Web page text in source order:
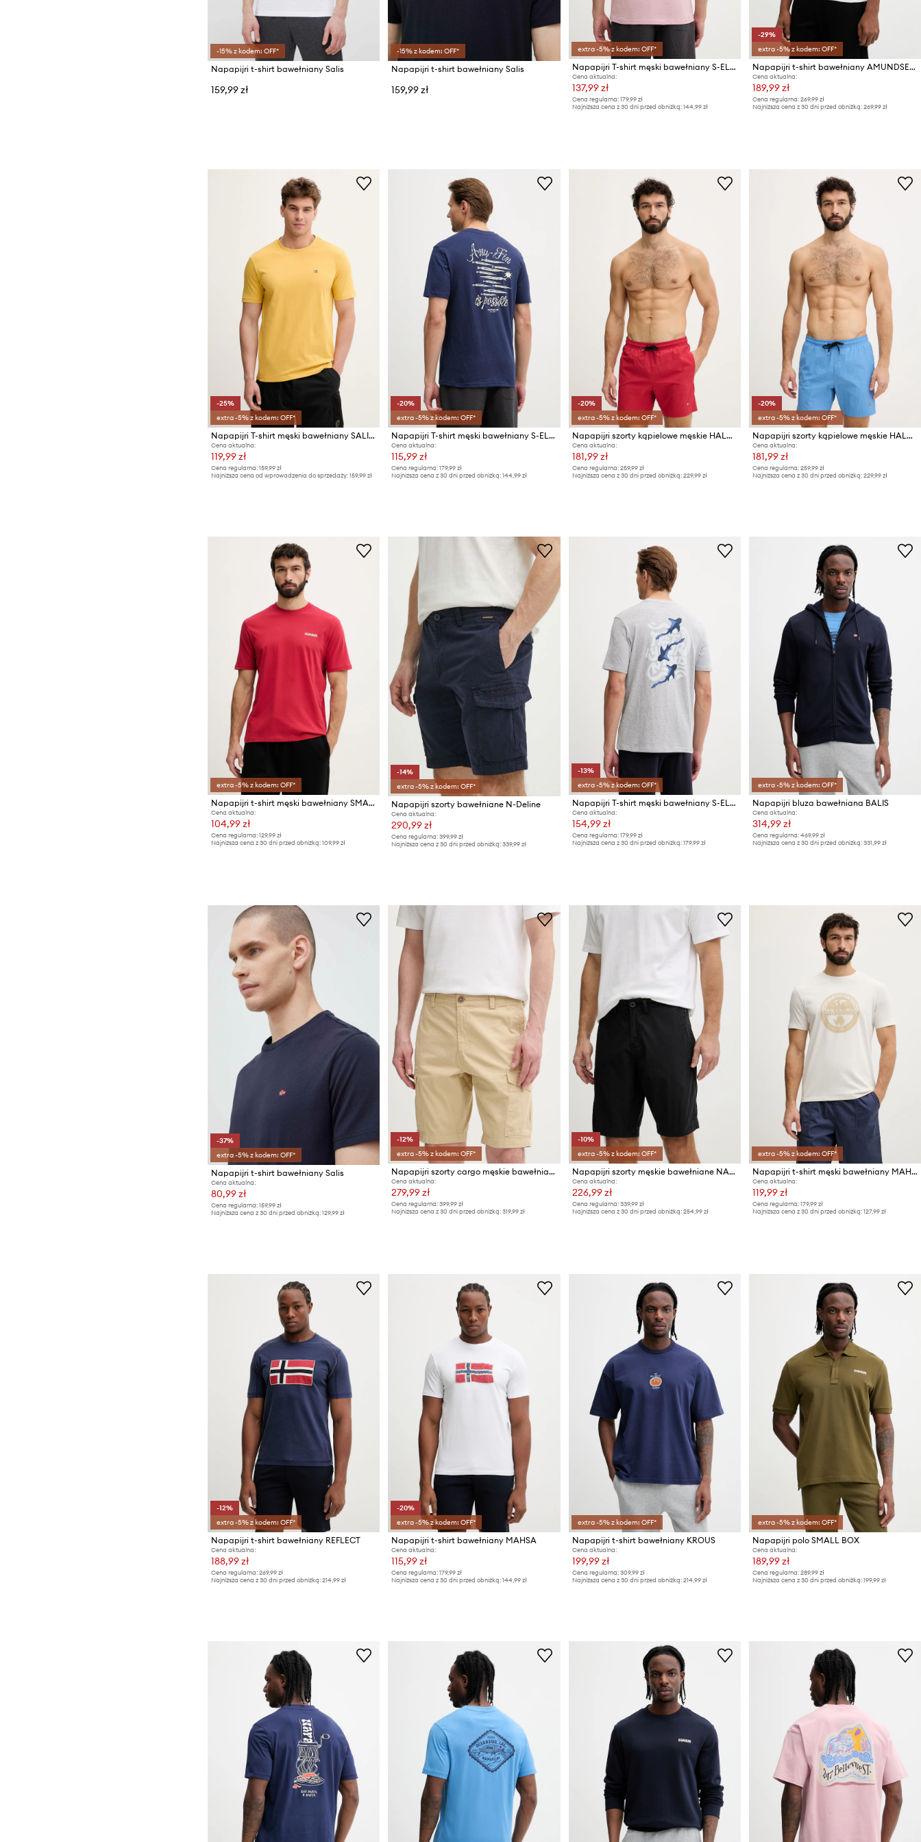
-15% z kodem: OFF*
Napapijri t-shirt bawełniany Salis
159,99 zł
-15% z kodem: OFF*
Napapijri t-shirt bawełniany Salis
159,99 zł
extra -5% z kodem: OFF*
Napapijri T-shirt męski bawełniany S-ELIOR
Cena aktualna:
137,99 zł
Cena regularna: 179,99 zł
Najniższa cena z 30 dni przed obniżką: 144,99 zł
-29%
extra -5% z kodem: OFF*
Napapijri t-shirt bawełniany AMUNDSEN
Cena aktualna:
189,99 zł
Cena regularna: 269,99 zł
Najniższa cena z 30 dni przed obniżką: 269,99 zł
-25%
extra -5% z kodem: OFF*
Napapijri T-shirt męski bawełniany SALIS
Cena aktualna:
119,99 zł
Cena regularna: 159,99 zł
Najniższa cena od wprowadzenia do sprzedaży: 159,99 zł
-20%
extra -5% z kodem: OFF*
Napapijri T-shirt męski bawełniany S-ELIOR
Cena aktualna:
115,99 zł
Cena regularna: 179,99 zł
Najniższa cena z 30 dni przed obniżką: 144,99 zł
-20%
extra -5% z kodem: OFF*
Napapijri szorty kąpielowe męskie HALDANE
Cena aktualna:
181,99 zł
Cena regularna: 259,99 zł
Najniższa cena z 30 dni przed obniżką: 229,99 zł
-20%
extra -5% z kodem: OFF*
Napapijri szorty kąpielowe męskie HALDANE
Cena aktualna:
181,99 zł
Cena regularna: 259,99 zł
Najniższa cena z 30 dni przed obniżką: 229,99 zł
extra -5% z kodem: OFF*
Napapijri t-shirt męski bawełniany SMALL BOX
Cena aktualna:
104,99 zł
Cena regularna: 129,99 zł
Najniższa cena z 30 dni przed obniżką: 109,99 zł
-14%
extra -5% z kodem: OFF*
Napapijri szorty bawełniane N-Deline
Cena aktualna:
290,99 zł
Cena regularna: 399,99 zł
Najniższa cena z 30 dni przed obniżką: 339,99 zł
-13%
extra -5% z kodem: OFF*
Napapijri T-shirt męski bawełniany S-ELIOR
Cena aktualna:
154,99 zł
Cena regularna: 179,99 zł
Najniższa cena z 30 dni przed obniżką: 179,99 zł
extra -5% z kodem: OFF*
Napapijri bluza bawełniana BALIS
Cena aktualna:
314,99 zł
Cena regularna: 469,99 zł
Najniższa cena z 30 dni przed obniżką: 331,99 zł
-37%
extra -5% z kodem: OFF*
Napapijri t-shirt bawełniany Salis
Cena aktualna:
80,99 zł
Cena regularna: 159,99 zł
Najniższa cena z 30 dni przed obniżką: 129,99 zł
-12%
extra -5% z kodem: OFF*
Napapijri szorty cargo męskie bawełniane N-Deline
Cena aktualna:
279,99 zł
Cena regularna: 399,99 zł
Najniższa cena z 30 dni przed obniżką: 319,99 zł
-10%
extra -5% z kodem: OFF*
Napapijri szorty męskie bawełniane NAKURU 6
Cena aktualna:
226,99 zł
Cena regularna: 339,99 zł
Najniższa cena z 30 dni przed obniżką: 254,99 zł
extra -5% z kodem: OFF*
Napapijri t-shirt męski bawełniany MAHSA
Cena aktualna:
119,99 zł
Cena regularna: 179,99 zł
Najniższa cena z 30 dni przed obniżką: 127,99 zł
-12%
extra -5% z kodem: OFF*
Napapijri t-shirt bawełniany REFLECT
Cena aktualna:
188,99 zł
Cena regularna: 269,99 zł
Najniższa cena z 30 dni przed obniżką: 214,99 zł
-20%
extra -5% z kodem: OFF*
Napapijri t-shirt bawełniany MAHSA
Cena aktualna:
115,99 zł
Cena regularna: 179,99 zł
Najniższa cena z 30 dni przed obniżką: 144,99 zł
extra -5% z kodem: OFF*
Napapijri t-shirt bawełniany KROUS
Cena aktualna:
199,99 zł
Cena regularna: 309,99 zł
Najniższa cena z 30 dni przed obniżką: 214,99 zł
extra -5% z kodem: OFF*
Napapijri polo SMALL BOX
Cena aktualna:
189,99 zł
Cena regularna: 289,99 zł
Najniższa cena z 30 dni przed obniżką: 199,99 zł